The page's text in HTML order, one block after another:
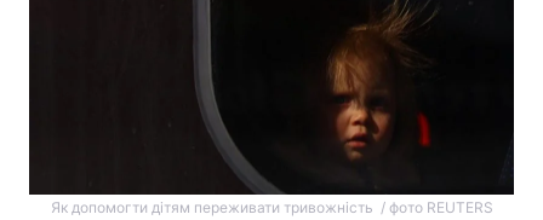
Як допомогти дітям переживати тривожність / фото REUTERS